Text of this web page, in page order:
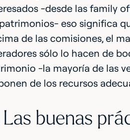
-desde las family
eso significa
de las comisiones, el
sólo lo hacen de
-la mayoría de las
de los recursos
Las buenas